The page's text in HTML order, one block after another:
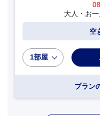
大人・お一
空
1部屋
プラン